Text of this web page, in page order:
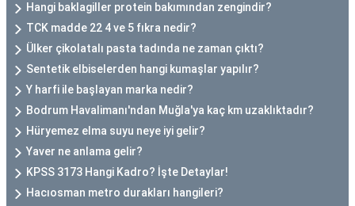
Hangi baklagiller protein bakımından zengindir?
TCK madde 22 4 ve 5 fıkra nedir?
Ülker çikolatalı pasta tadında ne zaman çıktı?
Sentetik elbiselerden hangi kumaşlar yapılır?
Y harfi ile başlayan marka nedir?
Bodrum Havalimanı'ndan Muğla'ya kaç km uzaklıktadır?
Hüryemez elma suyu neye iyi gelir?
Yaver ne anlama gelir?
KPSS 3173 Hangi Kadro? İşte Detaylar!
Hacıosman metro durakları hangileri?